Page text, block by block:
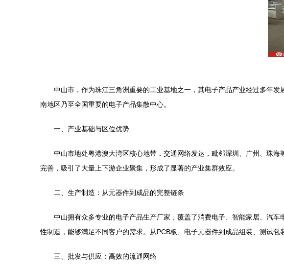
中山市，作为珠江三角洲重要的工业基地之一，其电子产品产业经过多年
南地区乃至全国重要的电子产品集散中心。
一、产业基础与区位优势
中山市地处粤港澳大湾区核心地带，交通网络发达，毗邻深圳、广州、珠
完善，吸引了大量上下游企业聚集，形成了显著的产业集群效应。
二、生产制造：从元器件到成品的完整链条
中山拥有众多专业的电子产品生产厂家，覆盖了消费电子、智能家居、汽
性制造，能够满足不同客户的需求。从PCB板、电子元器件到成品组装、测试
三、批发与供应：高效的流通网络